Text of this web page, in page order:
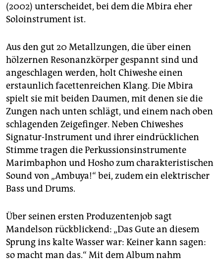
(2002) unterscheidet, bei dem die Mbira eher
Soloinstrument ist.
Aus den gut 20 Metallzungen, die über einen
hölzernen Resonanzkörper gespannt sind und
angeschlagen werden, holt Chiweshe einen
erstaunlich facettenreichen Klang. Die Mbira
spielt sie mit beiden Daumen, mit denen sie die
Zungen nach unten schlägt, und einem nach oben
schlagenden Zeigefinger. Neben Chiweshes
Signatur-Instrument und ihrer eindrücklichen
Stimme tragen die Perkussionsinstrumente
Marimbaphon und Hosho zum charakteristischen
Sound von „Ambuya!“ bei, zudem ein elektrischer
Bass und Drums.
Über seinen ersten Produzentenjob sagt
Mandelson rückblickend: „Das Gute an diesem
Sprung ins kalte Wasser war: Keiner kann sagen:
so macht man das.“ Mit dem Album nahm